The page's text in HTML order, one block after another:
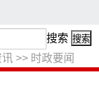
讯 >> 时政要闻
搜索 搜索